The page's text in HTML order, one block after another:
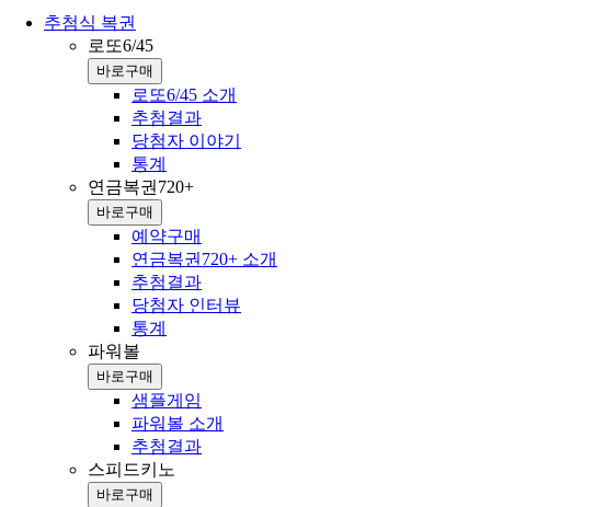
추첨식 복권
로또6/45
바로구매
로또6/45 소개
추첨결과
당첨자 이야기
통계
연금복권720+
바로구매
예약구매
연금복권720+ 소개
추첨결과
당첨자 인터뷰
통계
파워볼
바로구매
샘플게임
파워볼 소개
추첨결과
스피드키노
바로구매